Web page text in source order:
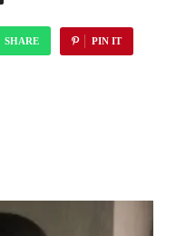
SHARE PIN IT